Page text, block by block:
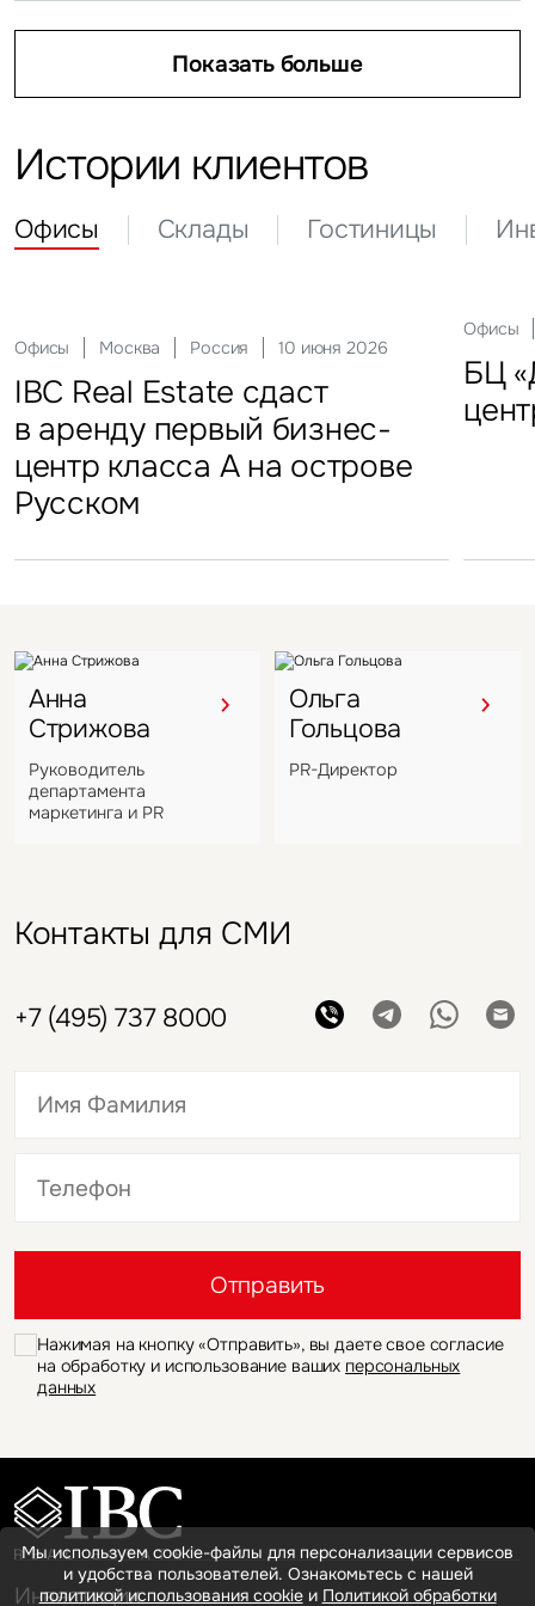
Показать больше
Показать больше
Показать больше
Истории клиентов
Офисы Склады Гостиницы
Офисы Москва Россия 10 июня 2026
IBC Real Estate сдаст
в аренду первый бизнес-
центр класса А на острове
Русском
Офисы
БЦ
FFF group – новый резидент
«Атлант-Парк»
Гостиницы Москва Россия 18 ноября 2025
Новый Crocus Fitness
Петровский парк откроется
в отеле Hyatt Regency
Инвестиции Москва Россия 22 мая 2025
Один из крупнейших
гостиничных комплексов
Подмосковья перешел
под управление компании
29
«Солнце Москвы», ВДНХ
Анна
Стрижова
Руководитель
департамента
маркетинга и PR
Ольга
Гольцова
PR-Директор
Контакты для СМИ
+7 (495) 737 8000
Отправить
Нажимая на кнопку «Отправить», вы даете свое согласие
на обработку и использование ваших персональных
данных
Инвестиции
Мы используем cookie-файлы для персонализации сервисов
и удобства пользователей. Ознакомьтесь с нашей
политикой использования cookieи Политикой обработки